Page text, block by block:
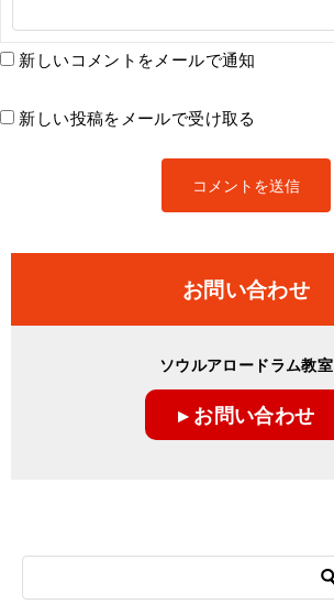
新しいコメントをメールで通知
新しい投稿をメールで受け取る
お問い合わせ
ソウルアロードラム教室
▸ お問い合わせ